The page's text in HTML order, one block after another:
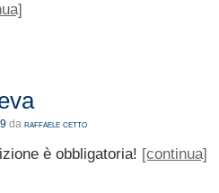
da raffaele cetto
è obbligatoria! [continua]